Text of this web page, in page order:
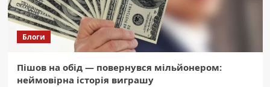
Блоги
Пішов на обід — повернувся мільйонером:
неймовірна історія виграшу